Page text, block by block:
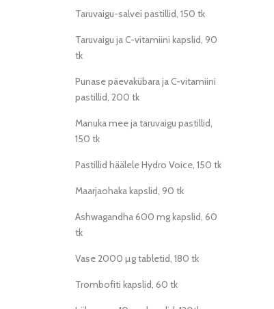
Taruvaigu-salvei pastillid, 150 tk
Taruvaigu ja C-vitamiini kapslid, 90
tk
Punase päevakübara ja C-vitamiini
pastillid, 200 tk
Manuka mee ja taruvaigu pastillid,
150 tk
Pastillid häälele Hydro Voice, 150 tk
Maarjaohaka kapslid, 90 tk
Ashwagandha 600 mg kapslid, 60
tk
Vase 2000 µg tabletid, 180 tk
Trombofiti kapslid, 60 tk